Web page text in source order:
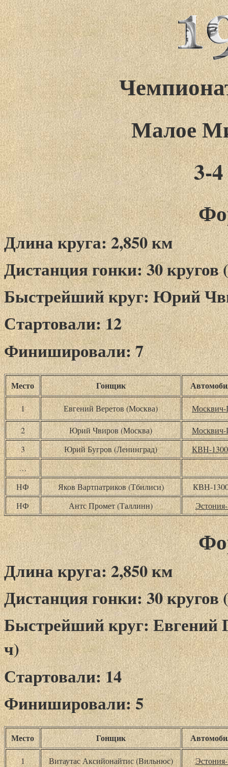
Малое
3-
Длина круга: 2,850 км
Дистанция гонки: 30 кругов
Быстрейший круг: Юрий
Стартовали: 12
Финишировали: 7
Место Гонщик
1 Евгений Веретов (Москва) Москвич-
2 Юрий Чвиров (Москва)
Москвич-
3
Юрий Бугров (Ленинград)
КВН-
…
НФ
Яков Вартпатриков (Тбилиси)
КВН-
НФ
Антс Промет (Таллинн)
Длина круга: 2,850 км
Дистанция гонки: 30 кругов
Быстрейший круг: Евгений
ч)
Стартовали: 14
Финишировали: 5
Место Гонщик
1 Витаутас Аксийонайтис (Вильнюс)